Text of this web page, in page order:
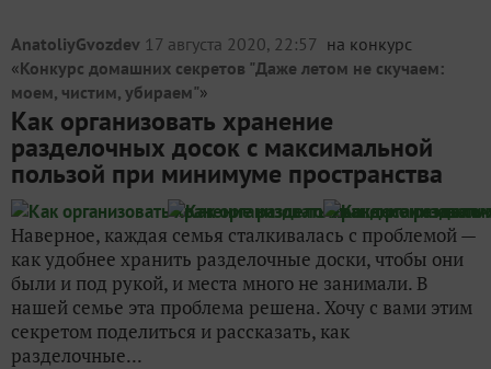
AnatoliyGvozdev 17 августа 2020, 22:57 на конкурс
«Конкурс домашних секретов "Даже летом не скучаем:
моем, чистим, убираем"»
Как организовать хранение
разделочных досок с максимальной
пользой при минимуме пространства
Наверное, каждая семья сталкивалась с проблемой —
как удобнее хранить разделочные доски, чтобы они
были и под рукой, и места много не занимали. В
нашей семье эта проблема решена. Хочу с вами этим
секретом поделиться и рассказать, как
разделочные...